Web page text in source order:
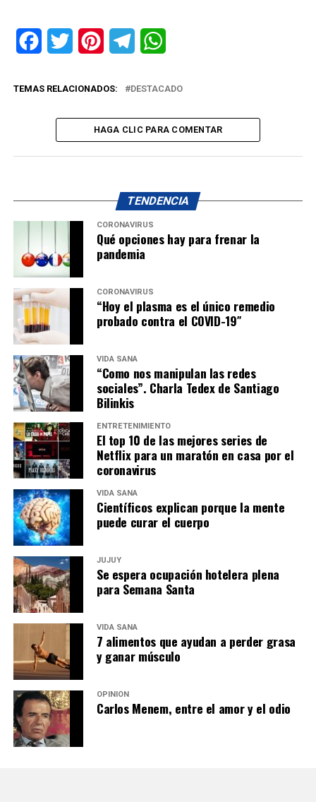
FacebookTwitter PinterestTelegram
TEMAS RELACIONADOS: DESTACADO
HAGA CLIC PARA COMENTAR
TENDENCIA
CORONAVIRUS
Qué opciones hay para frenar la
pandemia
CORONAVIRUS
“Hoy el plasma es el único remedio
probado contra el COVID-19″
VIDA SANA
“Como nos manipulan las redes
sociales”. Charla Tedex de Santiago
Bilinkis
ENTRETENIMIENTO
El top 10 de las mejores series de
Netflix para un maratón en casa por el
coronavirus
VIDA SANA
Científicos explican porque la mente
puede curar el cuerpo
JUJUY
Se espera ocupación hotelera plena
para Semana Santa
VIDA SANA
7 alimentos que ayudan a perder grasa
y ganar músculo
OPINIÓN
Carlos Menem, entre el amor y el odio